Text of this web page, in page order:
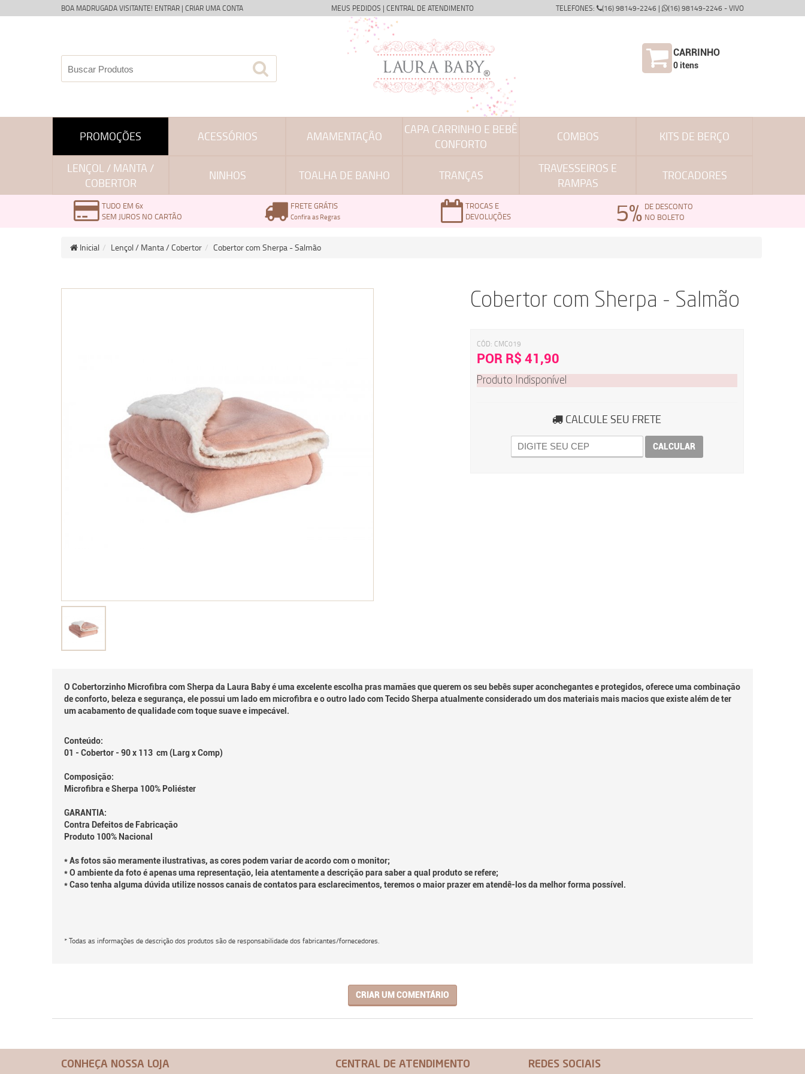
BOA MADRUGADA VISITANTE! ENTRAR | CRIAR UMA CONTA MEUS PEDIDOS | CENTRAL DE ATENDIMENTO TELEFONES: (16) 98149-2246 | (16) 98149-2246 - VIVO
CARRINHO
0itens
PROMOÇÕES ACESSÓRIOS AMAMENTAÇÃO
CAPA CARRINHO E BEBÊ
CONFORTO
COMBOS KITS DE BERÇO
LENÇOL / MANTA /
COBERTOR
NINHOS TOALHA DE BANHO TRANÇAS
TRAVESSEIROS E
RAMPAS
TROCADORES
TUDO EM 6x
SEM JUROS NO CARTÃO
FRETE GRÁTIS
Confira as Regras
TROCAS E
DEVOLUÇÕES
5% DE DESCONTO
NO BOLETO
Inicial Lençol / Manta / Cobertor Cobertor com Sherpa - Salmão
Cobertor com Sherpa - Salmão
CÓD: CMC019
POR R$ 41,90
Produto Indisponível
CALCULE SEU FRETE
CALCULAR
O Cobertorzinho Microfibra com Sherpa da Laura Baby é uma excelente escolha pras mamães que querem os seu bebês super aconchegantes e protegidos, oferece uma combinação
de conforto, beleza e segurança, ele possui um lado em microfibra e o outro lado com Tecido Sherpa atualmente considerado um dos materiais mais macios que existe além de ter
um acabamento de qualidade com toque suave e impecável.
Conteúdo:
01 - Cobertor - 90 x 113 cm (Larg x Comp)
Composição:
Microfibra e Sherpa 100% Poliéster
GARANTIA:
Contra Defeitos de Fabricação
Produto 100% Nacional
* As fotos são meramente ilustrativas, as cores podem variar de acordo com o monitor;
* O ambiente da foto é apenas uma representação, leia atentamente a descrição para saber a qual produto se refere;
* Caso tenha alguma dúvida utilize nossos canais de contatos para esclarecimentos, teremos o maior prazer em atendê-los da melhor forma possível.
* Todas as informações de descrição dos produtos são de responsabilidade dos fabricantes/fornecedores.
CRIAR UM COMENTÁRIO
CONHEÇA NOSSA LOJA CENTRAL DE ATENDIMENTO REDES SOCIAIS